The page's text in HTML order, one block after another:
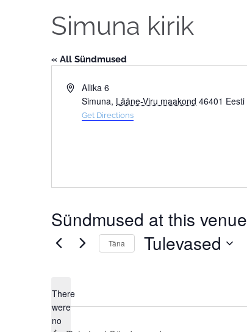
Simuna kirik
« All Sündmused
Address
Allika 6
Simuna, Lääne-Viru maakond 46401 Eesti
Get Directions
Sündmused at this venue
Notice
There
were
no
Täna Tulevased